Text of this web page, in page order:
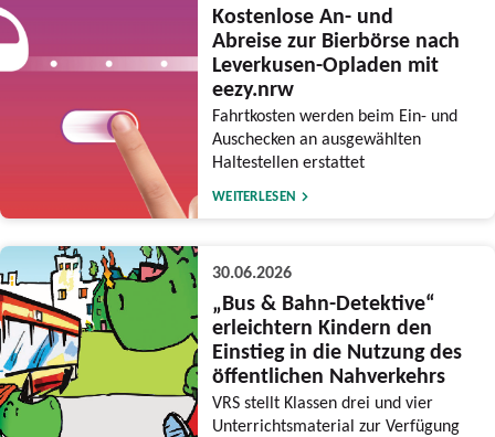
Kostenlose An- und
Abreise zur Bierbörse nach
Leverkusen-Opladen mit
eezy.nrw
Fahrtkosten werden beim Ein- und
Auschecken an ausgewählten
Haltestellen erstattet
WEITERLESEN
30.06.2026
„Bus & Bahn-Detektive“
erleichtern Kindern den
Einstieg in die Nutzung des
öffentlichen Nahverkehrs
VRS stellt Klassen drei und vier
Unterrichtsmaterial zur Verfügung